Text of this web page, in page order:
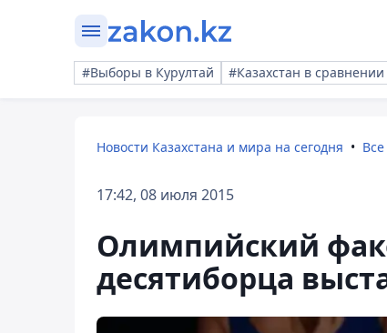
#Выборы в Курултай #Казахстан в сравнении
Новости Казахстана и мира на сегодня
17:42, 08 июля 2015
Олимпийский
десятиборца